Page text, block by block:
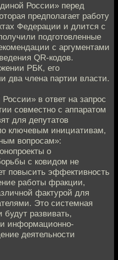
России» перед
предполагает работу
Федерации и длится с
подготовленные
с аргументами
QR-кодов.
РБК, его
два члена партии власти.
в ответ на запрос
совместно с аппаратом
для депутатов
ключевым инициативам,
вопросам»:
о
с ковидом не
повысить эффективность
работы фракции,
фактурой для
Это системная
будут развивать,
и информационно-
деятельности